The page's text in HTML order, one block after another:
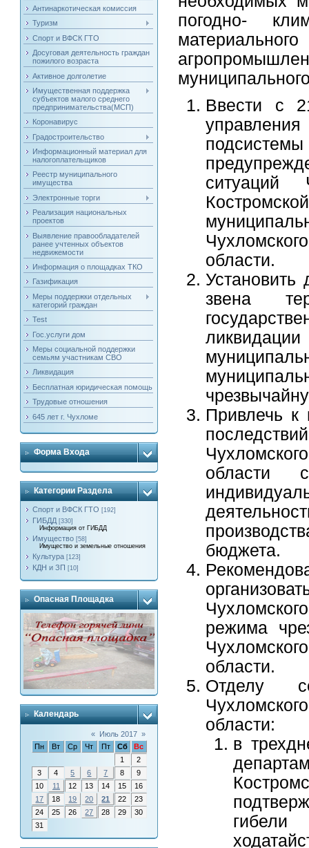
Антинаркотическая комиссия
Туризм
Спорт и ВФСК ГТО
Досуговая деятельность граждан
пожилого возраста
Активное долголетие
Имущественная поддержка
субъектов малого среднего
предпринимательства(МСП)
Коронавирус
Градостроительство
Информационный материал для
налогоплательщиков
Реестр муниципального
имущества
Электронные торги
Реализация национальных
проектов
Выявление правообладателей
ранее учтенных объектов
недвижемости
Информация о площадках ТКО
Газификация
Меры поддержки отдельных
категорий граждан
Test
Гос.услуги дом
Меры социальной поддержки
семьям участникам СВО
Ликвидация
Бесплатная юридическая помощь
Трудовые отношения
645 лет г. Чухломе
Форма Входа
Категории Раздела
Спорт и ВФСК ГТО [192]
ГИБДД [330]
Информация от ГИБДД
Имущество [58]
Имущество и земельные отношения
Культура [123]
КДН и ЗП [10]
Опасная Площадка
Календарь
« Июль 2017 »
Пн
Вт Ср Чт Пт Сб
Вс
1
2
3
4 5 6 7 8
9
10
11 12 13 14 15
16
17
18 19 20 21 22
23
24
25 26 27 28 29
30
31
погодно-
Ввести с
ситуаций
области.
Установить
звена
Привлечь к
области
бюджета.
режима
области.
Отделу
области:
в
гибели